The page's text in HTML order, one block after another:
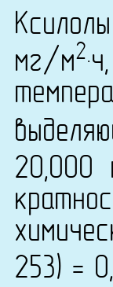
мг/м2
20,000
253) =